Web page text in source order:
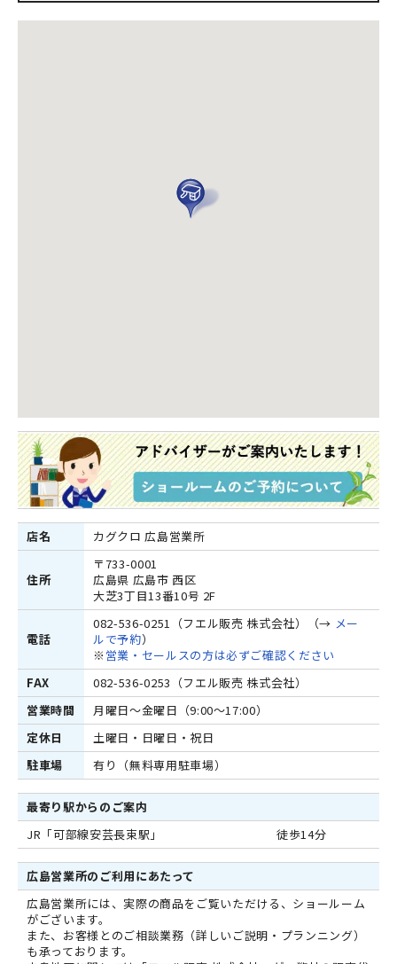
店名 カグクロ 広島営業所
住所
〒733-0001
広島県 広島市 西区
大芝3丁目13番10号 2F
電話
082-536-0251（フエル販売 株式会社）（→ メー
ルで予約）
※ 営業・セールスの方は必ずご確認ください
FAX
082-536-0253（フエル販売 株式会社）
営業時間
月曜日～金曜日（9:00～17:00）
定休日
土曜日・日曜日・祝日
駐車場
有り（無料専用駐車場）
最寄り駅からのご案内
JR「可部線安芸長束駅」
徒歩14分
広島営業所のご利用にあたって
広島営業所には、実際の商品をご覧いただける、ショールーム
がございます。
また、お客様とのご相談業務（詳しいご説明・プランニング）
も承っております。